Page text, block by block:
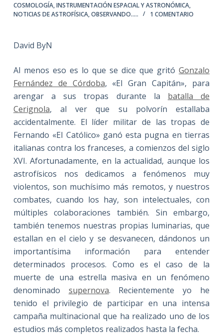
COSMOLOGÍA,INSTRUMENTACIÓN ESPACIAL Y ASTRONÓMICA,
NOTICIAS DE ASTROFÍSICA,OBSERVANDO..... 1 COMENTARIO
David ByN
Al menos eso es lo que se dice que gritóGonzalo
Fernández de Córdoba, «El Gran Capitán», para
arengar a sus tropas durante la batalla de
Cerignola, al ver que su polvorín estallaba
accidentalmente. El líder militar de las tropas de
Fernando «El Católico» ganó esta pugna en tierras
italianas contra los franceses, a comienzos del siglo
XVI. Afortunadamente, en la actualidad, aunque los
astrofísicos nos dedicamos a fenómenos muy
violentos, son muchísimo más remotos, y nuestros
combates, cuando los hay, son intelectuales, con
múltiples colaboraciones también. Sin embargo,
también tenemos nuestras propias luminarias, que
estallan en el cielo y se desvanecen, dándonos un
importantísima información para entender
determinados procesos. Como es el caso de la
muerte de una estrella masiva en un fenómeno
denominado supernova. Recientemente yo he
tenido el privilegio de participar en una intensa
campaña multinacional que ha realizado uno de los
estudios más completos realizados hasta la fecha.